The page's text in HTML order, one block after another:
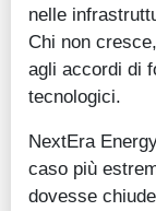
nelle
Chi non
agli accordi di
tecnologici.
NextEra
caso più
dovesse